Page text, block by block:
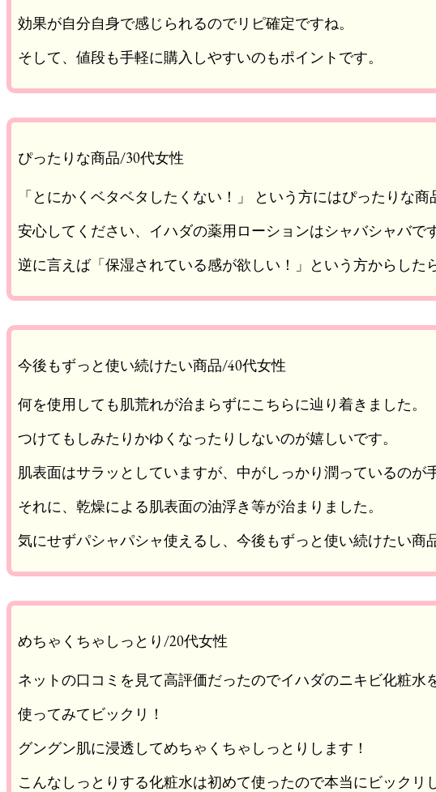
効果が自分自身で感じられるのでリピ確定ですね。
そして、値段も手軽に購入しやすいのもポイントです。
ぴったりな商品/30代女性
「とにかくベタベタしたくない！」 という方にはぴったりな商
安心してください、イハダの薬用ローションはシャバシャバです
逆に言えば「保湿されている感が欲しい！」という方からした
今後もずっと使い続けたい商品/40代女性
何を使用しても肌荒れが治まらずにこちらに辿り着きました。
つけてもしみたりかゆくなったりしないのが嬉しいです。
肌表面はサラッとしていますが、中がしっかり潤っているのが
それに、乾燥による肌表面の油浮き等が治まりました。
気にせずパシャパシャ使えるし、今後もずっと使い続けたい商
めちゃくちゃしっとり/20代女性
ネットの口コミを見て高評価だったのでイハダのニキビ化粧水
使ってみてビックリ！
グングン肌に浸透してめちゃくちゃしっとりします！
こんなしっとりする化粧水は初めて使ったので本当にビックリ